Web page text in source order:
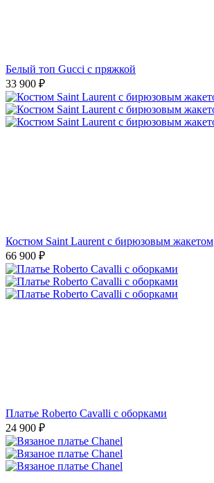
Белый топ Gucci с пряжкой
33 900 ₽
Костюм Saint Laurent с бирюзовым жакетом
66 900 ₽
Платье Roberto Cavalli с оборками
24 900 ₽